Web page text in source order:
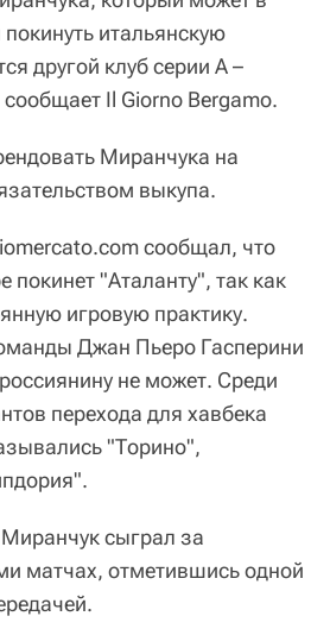
итальянскую
другой клуб серии А –
Il Giorno Bergamo.
Миранчука на
выкупа.
сообщал, что
покинет "Аталанту", так как
игровую практику.
Джан Пьеро Гасперини
не может. Среди
перехода для хавбека
"Торино",
сыграл за
матчах, отметившись одной